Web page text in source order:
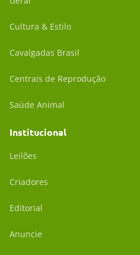
Cultura & Estilo
Cavalgadas Brasil
Centrais de Reprodução
Saúde Animal
Institucional
Leilões
Criadores
Editorial
Anuncie